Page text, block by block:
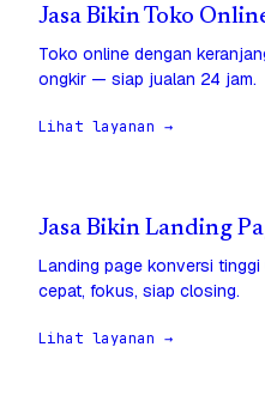
Jasa Bikin Toko
Toko online dengan
ongkir — siap jualan 24 jam.
Lihat layanan →
Jasa Bikin Landing
Landing page konversi
cepat, fokus, siap closing.
Lihat layanan →